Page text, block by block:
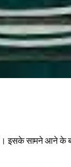
है। इसके सामने आने